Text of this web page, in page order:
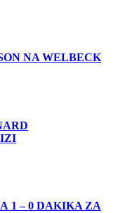
NA WELBECK
1 – 0 DAKIKA ZA